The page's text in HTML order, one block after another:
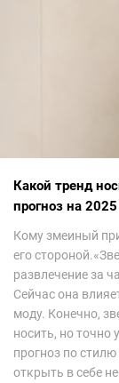
Какой тренд
прогноз на 2025
Кому змеиный
его
развлечение за
Сейчас она
моду. Конечно,
носить, но точно
прогноз по
открыть в себе